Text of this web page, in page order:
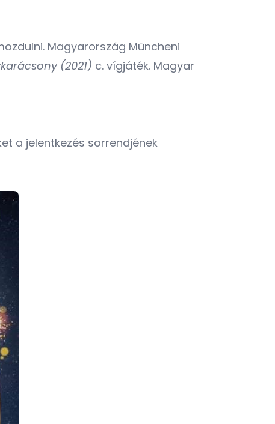
Magyarország Müncheni
(2021) c. vígjáték. Magyar
a jelentkezés sorrendjének